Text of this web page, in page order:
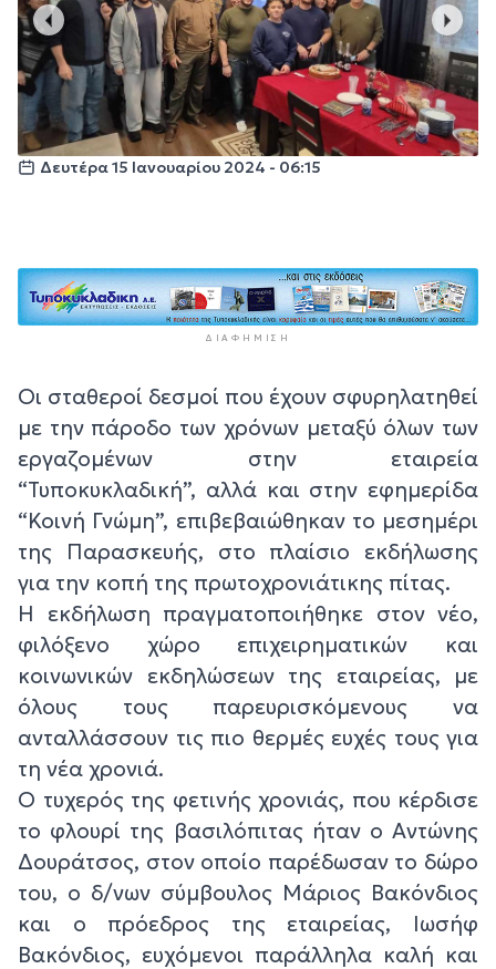
Δευτέρα 15 Ιανουαρίου 2024 - 06:15
ΔΙΑΦΉΜΙΣΗ
Οι σταθεροί δεσμοί που έχουν σφυρηλατηθεί
με την πάροδο των χρόνων μεταξύ όλων των
εργαζομένων στην εταιρεία
“Τυποκυκλαδική”, αλλά και στην εφημερίδα
“Κοινή Γνώμη”, επιβεβαιώθηκαν το μεσημέρι
της Παρασκευής, στο πλαίσιο εκδήλωσης
για την κοπή της πρωτοχρονιάτικης πίτας.
Η εκδήλωση πραγματοποιήθηκε στον νέο,
φιλόξενο χώρο επιχειρηματικών και
κοινωνικών εκδηλώσεων της εταιρείας, με
όλους τους παρευρισκόμενους να
ανταλλάσσουν τις πιο θερμές ευχές τους για
τη νέα χρονιά.
Ο τυχερός της φετινής χρονιάς, που κέρδισε
το φλουρί της βασιλόπιτας ήταν ο Αντώνης
Δουράτσος, στον οποίο παρέδωσαν το δώρο
του, ο δ/νων σύμβουλος Μάριος Βακόνδιος
και ο πρόεδρος της εταιρείας, Ιωσήφ
Βακόνδιος, ευχόμενοι παράλληλα καλή και